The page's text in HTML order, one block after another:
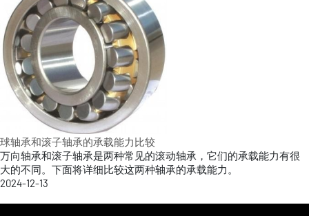
球轴承和滚子轴承的承载能力比较
万向轴承和滚子轴承是两种常见的滚动轴承，它们的承载能力有很
大的不同。下面将详细比较这两种轴承的承载能力。
2024-12-13